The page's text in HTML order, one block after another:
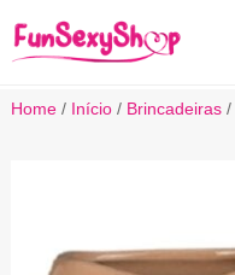
Home/ Início/ Brincadeiras/